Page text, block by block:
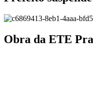
Obra da ETE